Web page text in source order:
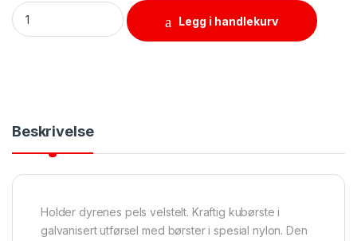
Kubørste, selvbetjent quantity
Legg i handlekurv
Beskrivelse
Holder dyrenes pels velstelt. Kraftig kubørste i
galvanisert utførsel med børster i spesial nylon. Den